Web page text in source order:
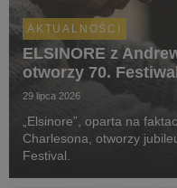
AKTUALNOŚCI
ELSINORE z
otworzy 70.
29 lipca 2026
„Elsinore”, oparta na
Charlesona, otworzy
Festival.